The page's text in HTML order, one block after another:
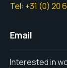
Tel: +31 (0) 20
Email
Interested in